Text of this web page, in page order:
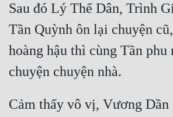
Sau đó Lý Thế Dân, Trình
Tần Quỳnh ôn lại chuyện
hoàng hậu thì cùng Tần phu
Cảm thấy vô vị, Vương Dần